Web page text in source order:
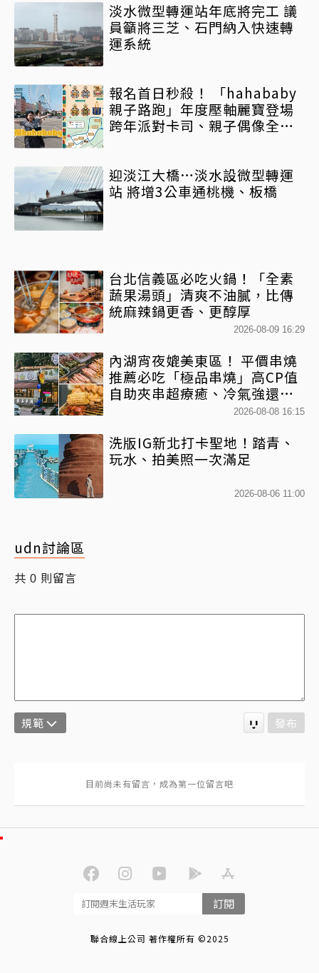
淡水微型轉運站年底將完工 議
員籲將三芝、石門納入快速轉
運系統
報名首日秒殺！ 「hahababy
親子路跑」年度壓軸麗寶登場
跨年派對卡司、親子偶像全到
迎淡江大橋…淡水設微型轉運
站 將增3公車通桃機、板橋
台北信義區必吃火鍋！「全素
蔬果湯頭」清爽不油膩，比傳
統麻辣鍋更香、更醇厚
2026-08-09 16:29
內湖宵夜媲美東區！ 平價串燒
推薦必吃「極品串燒」高CP值
自助夾串超療癒、冷氣強還不
2026-08-08 16:15
洗版IG新北打卡聖地！踏青、
玩水、拍美照一次滿足
2026-08-06 11:00
udn討論區
共 0 則留言
規範 發布
訂閱
聯合線上公司 著作權所有 ©2025